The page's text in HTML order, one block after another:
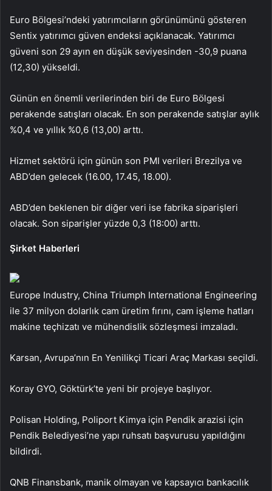
Euro Bölgesi’ndeki yatırımcıların görünümünü gösteren
Sentix yatırımcı güven endeksi açıklanacak. Yatırımcı
güveni son 29 ayın en düşük seviyesinden -30,9 puana
(12,30) yükseldi.
Günün en önemli verilerinden biri de Euro Bölgesi
perakende satışları olacak. En son perakende satışlar aylık
%0,4 ve yıllık %0,6 (13,00) arttı.
Hizmet sektörü için günün son PMI verileri Brezilya ve
ABD’den gelecek (16.00, 17.45, 18.00).
ABD’den beklenen bir diğer veri ise fabrika siparişleri
olacak. Son siparişler yüzde 0,3 (18:00) arttı.
Şirket Haberleri
Europe Industry, China Triumph International Engineering
ile 37 milyon dolarlık cam üretim fırını, cam işleme hatları
makine teçhizatı ve mühendislik sözleşmesi imzaladı.
Karsan, Avrupa’nın En Yenilikçi Ticari Araç Markası seçildi.
Koray GYO, Göktürk’te yeni bir projeye başlıyor.
Polisan Holding, Poliport Kimya için Pendik arazisi için
Pendik Belediyesi’ne yapı ruhsatı başvurusu yapıldığını
bildirdi.
QNB Finansbank, manik olmayan ve kapsayıcı bankacılık